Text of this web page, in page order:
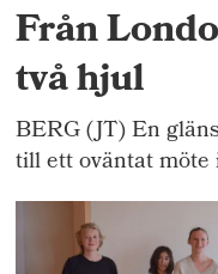
Från
två hjul
BERG (JT) En
till ett oväntat möte